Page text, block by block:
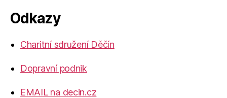
Odkazy
Charitní sdružení Děčín
Dopravní podnik
EMAIL na decin.cz